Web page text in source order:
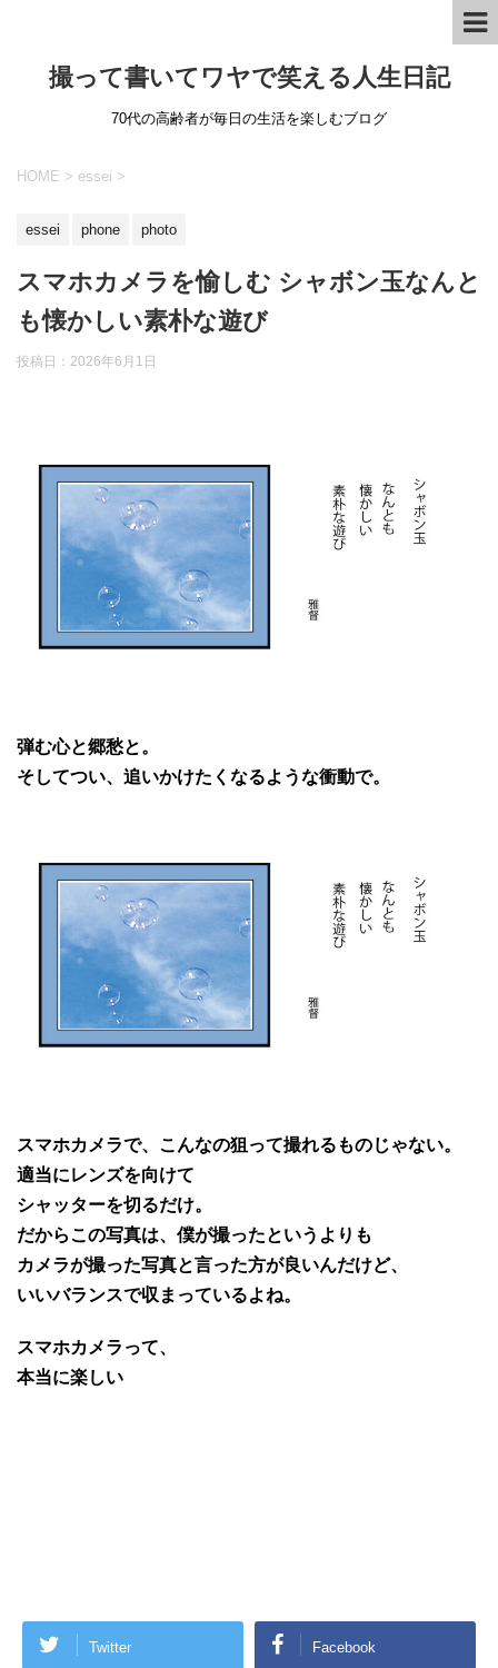
撮って書いてワヤで笑える人生日記
70代の高齢者が毎日の生活を楽しむブログ
HOME > essei >
essei phone photo
スマホカメラを愉しむ シャボン玉なんと
も懐かしい素朴な遊び
投稿日： 2026年6月1日
弾む心と郷愁と。
そしてつい、追いかけたくなるような衝動で。
スマホカメラで、こんなの狙って撮れるものじゃない。
適当にレンズを向けて
シャッターを切るだけ。
だからこの写真は、僕が撮ったというよりも
カメラが撮った写真と言った方が良いんだけど、
いいバランスで収まっているよね。
スマホカメラって、
本当に楽しい
Twitter Facebook